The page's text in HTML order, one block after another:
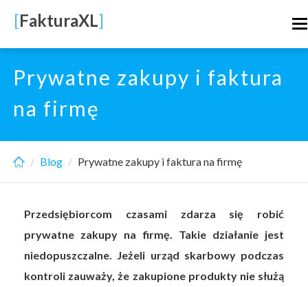
main
content
[FakturaXL]
Prywatne zakupy i faktura
na firmę
Blog Prywatne zakupy i faktura na firmę
Przedsiębiorcom czasami zdarza się robić
prywatne zakupy na firmę. Takie działanie jest
niedopuszczalne. Jeżeli urząd skarbowy podczas
kontroli zauważy, że zakupione produkty nie służą